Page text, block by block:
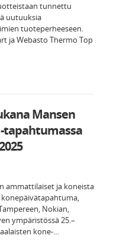
tunnettu
uutuuksia
tuoteperheeseen.
ja Webasto Thermo Top
Mansen
tapahtumassa
ammattilaiset ja koneista
Nokian,
ympäristössä 25.–
kone-…